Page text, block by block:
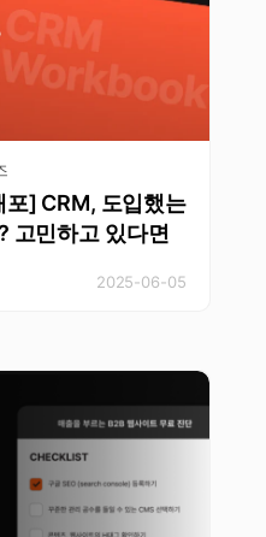
포] CRM, 도입했는
고민하고 있다면
2025-06-05